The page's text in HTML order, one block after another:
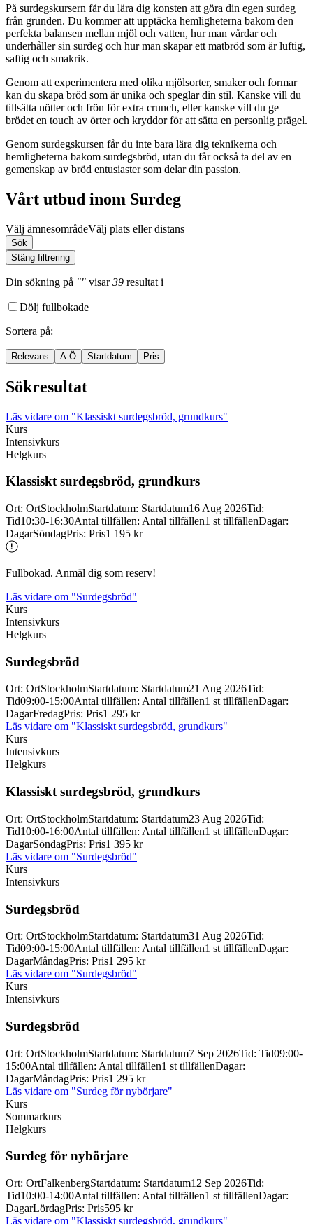
På surdegskursern får du lära dig konsten att göra din egen surdeg
från grunden. Du kommer att upptäcka hemligheterna bakom den
perfekta balansen mellan mjöl och vatten, hur man vårdar och
underhåller sin surdeg och hur man skapar ett matbröd som är luftig,
saftig och smakrik.
Genom att experimentera med olika mjölsorter, smaker och formar
kan du skapa bröd som är unika och speglar din stil. Kanske vill du
tillsätta nötter och frön för extra crunch, eller kanske vill du ge
brödet en touch av örter och kryddor för att sätta en personlig prägel.
Genom surdegskursen får du inte bara lära dig teknikerna och
hemligheterna bakom surdegsbröd, utan du får också ta del av en
gemenskap av bröd entusiaster som delar din passion.
Vårt utbud inom Surdeg
Välj ämnesområdeVälj plats eller distans
Sök
Stäng filtrering
Din sökning på "" visar39 resultat i
Dölj fullbokade
Sortera på:
Relevans A-Ö Startdatum Pris
Sökresultat
Läs vidare om "Klassiskt surdegsbröd, grundkurs"
Kurs
Intensivkurs
Helgkurs
Klassiskt surdegsbröd, grundkurs
Ort: OrtStockholmStartdatum: Startdatum16 Aug 2026Tid:
Tid10:30-16:30Antal tillfällen: Antal tillfällen1 st tillfällenDagar:
DagarSöndagPris: Pris1 195 kr
Fullbokad. Anmäl dig som reserv!
Läs vidare om "Surdegsbröd"
Kurs
Intensivkurs
Helgkurs
Surdegsbröd
Ort: OrtStockholmStartdatum: Startdatum21 Aug 2026Tid:
Tid09:00-15:00Antal tillfällen: Antal tillfällen1 st tillfällenDagar:
DagarFredagPris: Pris1 295 kr
Läs vidare om "Klassiskt surdegsbröd, grundkurs"
Kurs
Intensivkurs
Helgkurs
Klassiskt surdegsbröd, grundkurs
Ort: OrtStockholmStartdatum: Startdatum23 Aug 2026Tid:
Tid10:00-16:00Antal tillfällen: Antal tillfällen1 st tillfällenDagar:
DagarSöndagPris: Pris1 395 kr
Läs vidare om "Surdegsbröd"
Kurs
Intensivkurs
Surdegsbröd
Ort: OrtStockholmStartdatum: Startdatum31 Aug 2026Tid:
Tid09:00-15:00Antal tillfällen: Antal tillfällen1 st tillfällenDagar:
DagarMåndagPris: Pris1 295 kr
Läs vidare om "Surdegsbröd"
Kurs
Intensivkurs
Surdegsbröd
Ort: OrtStockholmStartdatum: Startdatum7 Sep 2026Tid: Tid09:00-
15:00Antal tillfällen: Antal tillfällen1 st tillfällenDagar:
DagarMåndagPris: Pris1 295 kr
Läs vidare om "Surdeg för nybörjare"
Kurs
Sommarkurs
Helgkurs
Surdeg för nybörjare
Ort: OrtFalkenbergStartdatum: Startdatum12 Sep 2026Tid:
Tid10:00-14:00Antal tillfällen: Antal tillfällen1 st tillfällenDagar:
DagarLördagPris: Pris595 kr
Läs vidare om "Klassiskt surdegsbröd, grundkurs"